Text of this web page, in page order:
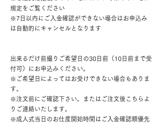
規定をご覧ください
※7日以内にご入金確認ができない場合はお申込み
は自動的にキャンセルとなります
出来るだけ前撮りご希望日の30日前（10日前まで受
付可）にお申込みください。
※ご希望日によってはお受けできない場合もありま
す。
※注文前にご確認下さい。またはご注文後こちらよ
りご連絡いたします。
※成人式当日のお仕度開始時間はご入金確認順優先